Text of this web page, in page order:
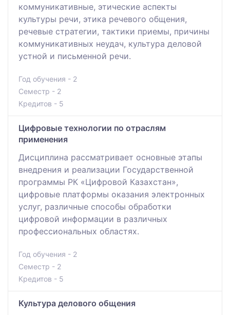
коммуникативные, этические аспекты
культуры речи, этика речевого общения,
речевые стратегии, тактики приемы, причины
коммуникативных неудач, культура деловой
устной и письменной речи.
Год обучения - 2
Семестр - 2
Кредитов - 5
Цифровые технологии по отраслям
применения
Дисциплина рассматривает основные этапы
внедрения и реализации Государственной
программы РК «Цифровой Казахстан»,
цифровые платформы оказания электронных
услуг, различные способы обработки
цифровой информации в различных
профессиональных областях.
Год обучения - 2
Семестр - 2
Кредитов - 5
Культура делового общения